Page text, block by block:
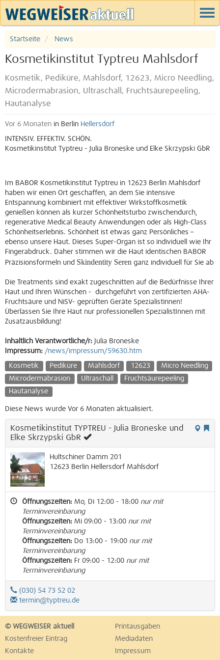
Startseite News
Kosmetikinstitut Typtreu Mahlsdorf
Kosmetik, Pediküre, Mahlsdorf, 12623, Micro Needling,
Microdermabrasion, Ultraschall, Fruchtsäurepeeling,
Hautanalyse
Vor 6 Monaten in Berlin Hellersdorf
INTENSIV. EFFEKTIV. SCHÖN.
Kosmetikinstitut Typtreu - Julia Broneske und Elke Skrzypski GbR
Im BABOR Kosmetikinstitut Typtreu in 12623 Berlin Mahlsdorf
haben wir einen Ort geschaffen, an dem Sie intensive
Entspannung kombiniert mit effektiver Wirkstoffkosmetik
genießen können als kurzer Schönheitsturbo zwischendurch,
regenerative Medical Beauty Anwendungen oder als High-Class
Schönheitserlebnis. Schönheit ist etwas ganz Persönliches –
ebenso unsere Haut. Dieses Super-Organ ist so individuell wie Ihr
Fingerabdruck. Daher stimmen wir die Haut identischen BABOR
Präzisionsformeln und Skindentity Seren ganz individuell für Sie ab
Die Treatments sind exakt zugeschnitten auf die Bedürfnisse Ihrer
Haut und Ihren Wünschen - durchgeführt von zertifizierten AHA-
Fruchtsäure und NiSV- geprüften Geräte Spezialistinnen!
Überlassen Sie Ihre Haut nur professionellen SpezialistInnen mit
Zusatzausbildung!
Inhaltlich Verantwortliche/r: Julia Broneske
Impressum: /news/impressum/59630.htm
Kosmetik Pediküre Mahlsdorf 12623
Micro Needling
Microdermabrasion
Ultraschall
Fruchtsäurepeeling
Hautanalyse
Diese News wurde Vor 6 Monaten aktualisiert.
Kosmetikinstitut TYPTREU - Julia Broneske und
Elke Skrzypski GbR
Hultschiner Damm 201
12623 Berlin Hellersdorf Mahlsdorf
Öffnungszeiten: Mo, Di 12:00 - 18:00 nur mit
Terminvereinbarung
Öffnungszeiten: Mi 09:00 - 13:00 nur mit
Terminvereinbarung
Öffnungszeiten: Do 13:00 - 19:00 nur mit
Terminvereinbarung
Öffnungszeiten: Fr 09:00 - 12:00 nur mit
Terminvereinbarung
(030) 54 73 52 02
termin@typtreu.de
© WEGWEISER aktuell
Printausgaben
Kostenfreier Eintrag
Mediadaten
Kontakte
Impressum